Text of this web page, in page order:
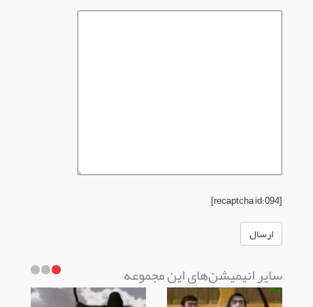
[recaptcha id:094]
سایر انیمیشن‌های این مجموعه